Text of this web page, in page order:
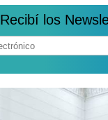
Recibí los